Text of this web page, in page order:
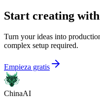
Start creating
Turn your ideas into
complex setup required.
Empieza gratis
ChinaAI